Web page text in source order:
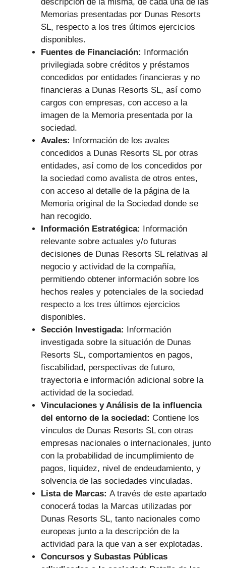
Memorias presentadas por Dunas Resorts
SL, respecto a los tres últimos ejercicios
disponibles.
Fuentes de Financiación: Información
privilegiada sobre créditos y préstamos
concedidos por entidades financieras y no
financieras a Dunas Resorts SL, así como
cargos con empresas, con acceso a la
imagen de la Memoria presentada por la
sociedad.
Avales: Información de los avales
concedidos a Dunas Resorts SL por otras
entidades, así como de los concedidos por
la sociedad como avalista de otros entes,
con acceso al detalle de la página de la
Memoria original de la Sociedad donde se
han recogido.
Información Estratégica: Información
relevante sobre actuales y/o futuras
decisiones de Dunas Resorts SL relativas al
negocio y actividad de la compañía,
permitiendo obtener información sobre los
hechos reales y potenciales de la sociedad
respecto a los tres últimos ejercicios
disponibles.
Sección Investigada: Información
investigada sobre la situación de Dunas
Resorts SL, comportamientos en pagos,
fiscabilidad, perspectivas de futuro,
trayectoria e información adicional sobre la
actividad de la sociedad.
Vinculaciones y Análisis de la influencia
del entorno de la sociedad: Contiene los
vínculos de Dunas Resorts SL con otras
empresas nacionales o internacionales, junto
con la probabilidad de incumplimiento de
pagos, liquidez, nivel de endeudamiento, y
solvencia de las sociedades vinculadas.
Lista de Marcas: A través de este apartado
conocerá todas la Marcas utilizadas por
Dunas Resorts SL, tanto nacionales como
europeas junto a la descripción de la
actividad para la que van a ser explotadas.
Concursos y Subastas Públicas